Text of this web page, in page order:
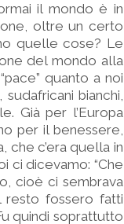
il mondo è in
oltre un certo
quelle cose? Le
del mondo alla
quanto a noi
bianchi,
Già per l’Europa
per il benessere,
che c’era quella in
ci dicevamo: “Che
cioè ci sembrava
resto fossero fatti
quindi soprattutto